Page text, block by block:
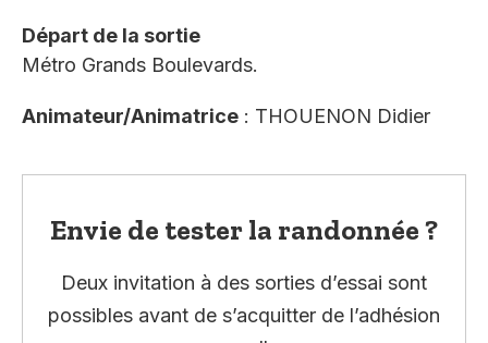
Départ de la sortie
Métro Grands Boulevards.
Animateur/Animatrice : THOUENON Didier
Envie de tester la randonnée ?
Deux invitation à des sorties d’essai sont
possibles avant de s’acquitter de l’adhésion